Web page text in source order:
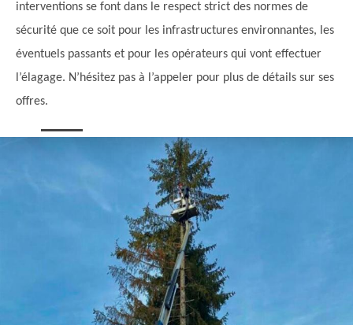
interventions se font dans le respect strict des normes de
sécurité que ce soit pour les infrastructures environnantes, les
éventuels passants et pour les opérateurs qui vont effectuer
l’élagage. N’hésitez pas à l’appeler pour plus de détails sur ses
offres.